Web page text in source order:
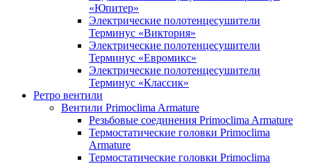
«Юпитер»
Электрические полотенцесушители
Терминус «Виктория»
Электрические полотенцесушители
Терминус «Евромикс»
Электрические полотенцесушители
Терминус «Классик»
Ретро вентили
Вентили Primoclima Armature
Резьбовые соединения Primoclima Armature
Термостатические головки Primoclima
Armature
Термостатические головки Primoclima